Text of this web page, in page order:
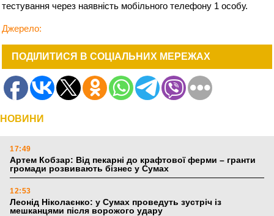
тестування через наявність мобільного телефону 1 особу.
Джерело:
ПОДІЛИТИСЯ В СОЦІАЛЬНИХ МЕРЕЖАХ
НОВИНИ
17:49
Артем Кобзар: Від пекарні до крафтової ферми – гранти
громади розвивають бізнес у Сумах
12:53
Леонід Ніколаєнко: у Сумах проведуть зустріч із
мешканцями після ворожого удару